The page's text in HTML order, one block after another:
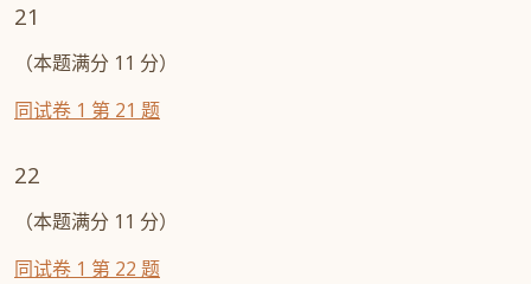
21
（本题满分 11 分）
同试卷 1 第 21 题
22
（本题满分 11 分）
同试卷 1 第 22 题